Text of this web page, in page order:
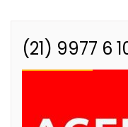
(21) 9977 6